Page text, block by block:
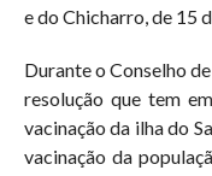
e do Chicharro, de 15
Durante o Conselho
resolução que tem
vacinação da ilha do
vacinação da